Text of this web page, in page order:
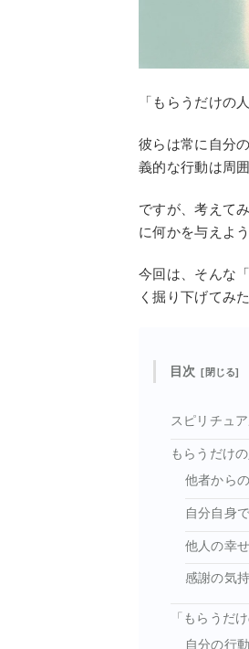
「もらうだけの
彼らは常に自分
義的な行動は周
ですが、考えて
に何かを与えよ
今回は、そんな
く掘り下げてみ
目次
スピリチュ
もらうだけ
他者から
自分自身
他人の幸
感謝の気
「もらうだ
自分の行